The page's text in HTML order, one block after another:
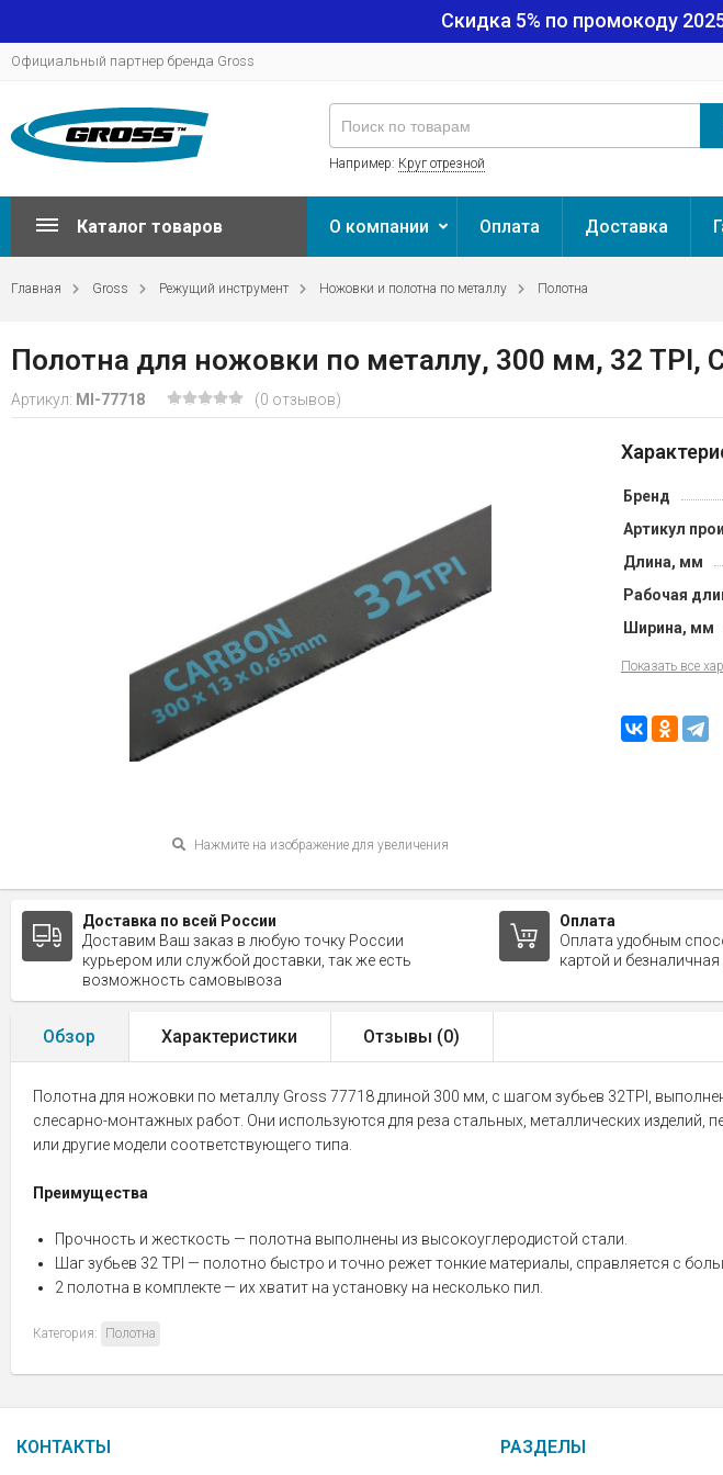
Скидка 5% по промокоду
Официальный партнер бренда Gross
Например: Круг отрезной
Каталог товаров О компании Оплата Доставка
Главная Gross Режущий инструмент Ножовки и полотна по металлу Полотна
Полотна для ножовки по металлу, 300 мм, 32 TPI,
Артикул: MI-77718 (0 отзывов)
Нажмите на изображение для увеличения
Бренд
Артикул
Длина, мм
Рабочая
Ширина, мм
Показать все
Доставка по всей России
Доставим Ваш заказ в любую точку России
курьером или службой доставки, так же есть
возможность самовывоза
Оплата
Оплата удобным
картой и
Обзор Характеристики Отзывы (0)
Полотна для ножовки по металлу Gross 77718 длиной 300 мм, с шагом зубьев 32TPI,
слесарно-монтажных работ. Они используются для реза стальных, металлических
или другие модели соответствующего типа.
Преимущества
Прочность и жесткость — полотна выполнены из высокоуглеродистой стали.
Шаг зубьев 32 TPI — полотно быстро и точно режет тонкие материалы, справляется с
2 полотна в комплекте — их хватит на установку на несколько пил.
Категория: Полотна
КОНТАКТЫ РАЗДЕЛЫ